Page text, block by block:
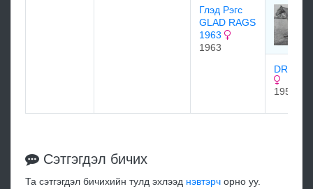
Глэд Рэгс
GLAD RAGS
1963
1963
DRYAD
1950
Сэтгэгдэл бичих
Та сэтгэгдэл бичихийн тулд эхлээд нэвтэрч орно уу.